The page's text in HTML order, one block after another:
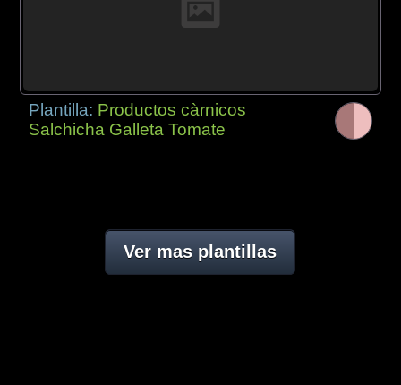
Plantilla: Productos càrnicos
Salchicha Galleta Tomate
Ver mas plantillas